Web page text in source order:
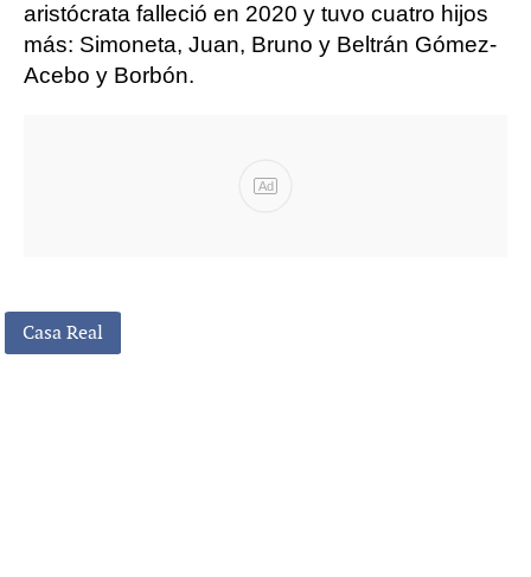
aristócrata falleció en 2020 y tuvo cuatro hijos
más: Simoneta, Juan, Bruno y Beltrán Gómez-
Acebo y Borbón.
Ad
Casa Real